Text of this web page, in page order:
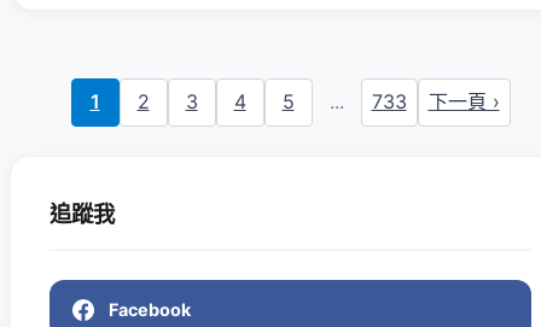
1 2 3 4 5 ... 733 下一頁 ›
追蹤我
Facebook